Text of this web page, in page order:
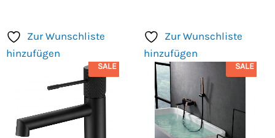
Zur Wunschliste
hinzufügen
SALE
Zur Wunschliste
hinzufügen
SALE